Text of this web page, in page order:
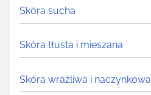
Skóra sucha
Skóra tłusta i mieszana
Skóra wrażliwa i naczynkowa